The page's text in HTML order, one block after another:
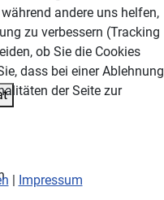
andere uns helfen,
zu verbessern (Tracking
ob Sie die Cookies
dass bei einer Ablehnung
der Seite zur
| Impressum